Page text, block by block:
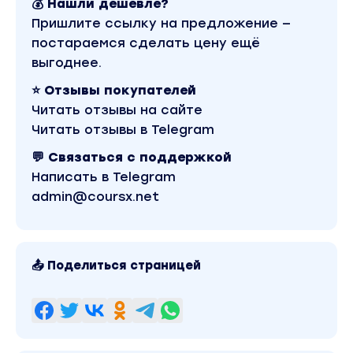
💰 Нашли дешевле?
Пришлите ссылку на предложение —
постараемся сделать цену ещё
выгоднее.
⭐ Отзывы покупателей
Читать отзывы на сайте
Читать отзывы в Telegram
💬 Связаться с поддержкой
Написать в Telegram
admin@coursx.net
📤 Поделиться страницей